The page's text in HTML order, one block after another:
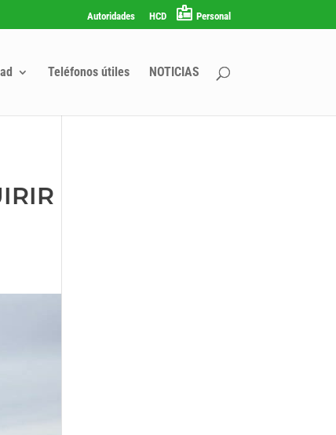
Autoridades HCD Personal
Teléfonos útiles NOTICIAS